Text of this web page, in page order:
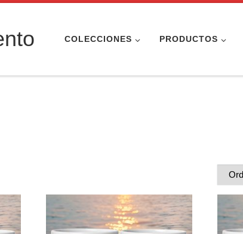
COLECCIONES PRODUCTOS